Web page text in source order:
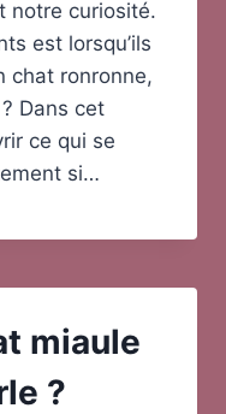
notre curiosité.
est lorsqu’ils
chat ronronne,
Dans cet
ce qui se
si…
miaule
?